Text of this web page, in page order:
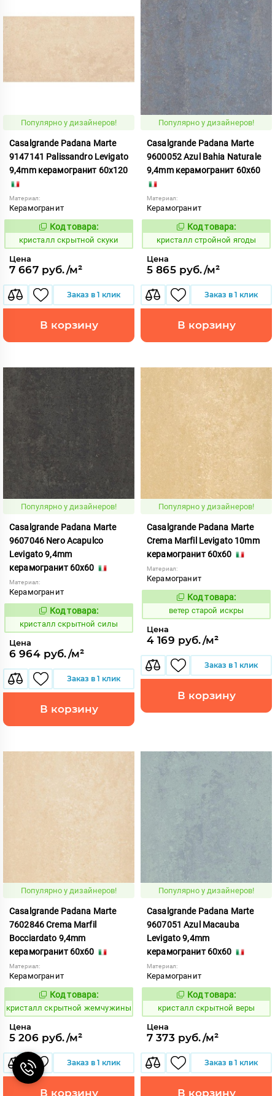
Популярно у дизайнеров!
Casalgrande Padana Marte
9147141 Palissandro Levigato
9,4mm керамогранит 60x120
Материал:
Керамогранит
823844
Код товара:
кристалл скрытной скуки
Цена
7 667 руб./м²
Заказ в 1 клик
В корзину
Популярно у дизайнеров!
Casalgrande Padana Marte
9600052 Azul Bahia Naturale
9,4mm керамогранит 60x60
Материал:
Керамогранит
823749
Код товара:
кристалл стройной ягоды
Цена
5 865 руб./м²
Заказ в 1 клик
В корзину
Популярно у дизайнеров!
Casalgrande Padana Marte
9607046 Nero Acapulco
Levigato 9,4mm
керамогранит 60x60
Материал:
Керамогранит
823838
Код товара:
кристалл скрытной силы
Цена
6 964 руб./м²
Заказ в 1 клик
В корзину
Популярно у дизайнеров!
Casalgrande Padana Marte
Crema Marfil Levigato 10mm
керамогранит 60x60
Материал:
Керамогранит
121534
Код товара:
ветер старой искры
Цена
4 169 руб./м²
Заказ в 1 клик
В корзину
Популярно у дизайнеров!
Casalgrande Padana Marte
7602846 Crema Marfil
Bocciardato 9,4mm
керамогранит 60x60
Материал:
Керамогранит
823776
Код товара:
кристалл скрытной жемчужины
Цена
5 206 руб./м²
Заказ в 1 клик
В корзину
Популярно у дизайнеров!
Casalgrande Padana Marte
9607051 Azul Macauba
Levigato 9,4mm
керамогранит 60x60
Материал:
Керамогранит
823758
Код товара:
кристалл скрытной веры
Цена
7 373 руб./м²
Заказ в 1 клик
В корзину